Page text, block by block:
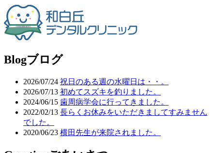
Blogブログ
2026/07/24 祝日のある週の水曜日は・・。
2026/07/13 初めてスズキを釣りました。
2024/06/15 歯周病学会に行ってきました。
2022/02/13 長らくお休みをいただきましてすみません
でした。
2020/06/23 横田先生が来院されました。